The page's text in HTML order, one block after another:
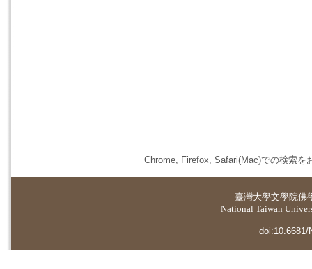
Chrome, Firefox, Safari(Mac)での検索を
臺灣大學文學院佛
National Taiwan
doi:10.6681/